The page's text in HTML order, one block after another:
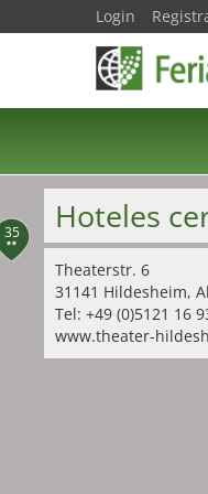
35 Hoteles
Theaterstr. 6
31141 Hildesheim,
Tel: +49 (0)5121 16
www.theater-
Login